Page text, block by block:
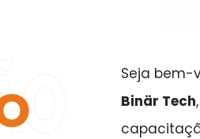
Seja bem-
Binär Tech